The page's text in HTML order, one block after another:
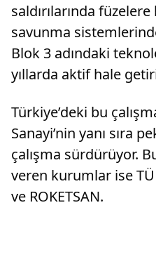
saldırılarında
savunma
Blok 3 adındaki
yıllarda aktif hale
Türkiye’deki bu
Sanayi’nin yanı sıra
çalışma sürdürüyor.
veren kurumlar ise
ve ROKETSAN.